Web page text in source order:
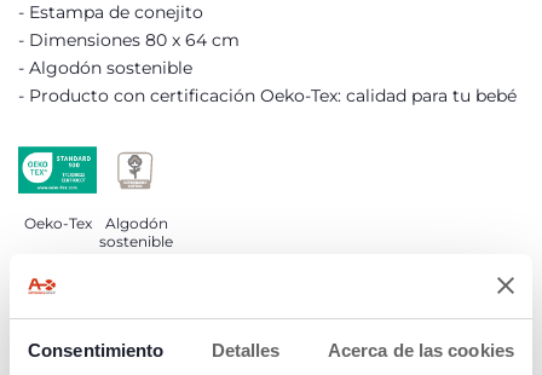
Consentimiento Detalles Acerca de las cookies
Estampa de conejito
Dimensiones 80 x 64 cm
Algodón sostenible
Producto con certificación Oeko-Tex: calidad para tu bebé
Oeko-Tex
Algodón
sostenible